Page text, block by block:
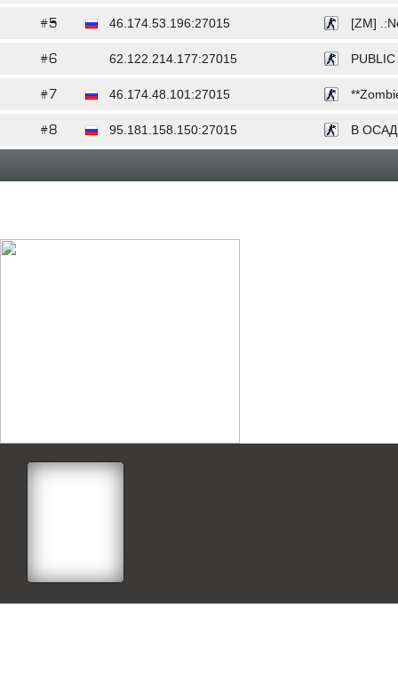
#5 46.174.53.196:27015 [ZM]
#6 62.122.214.177:27015
#7 46.174.48.101:27015
#8 95.181.158.150:27015 В